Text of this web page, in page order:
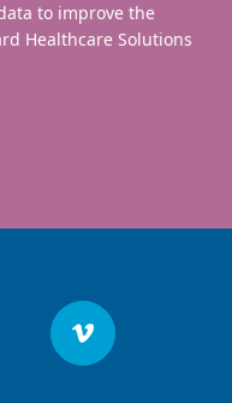
to improve the
Healthcare Solutions